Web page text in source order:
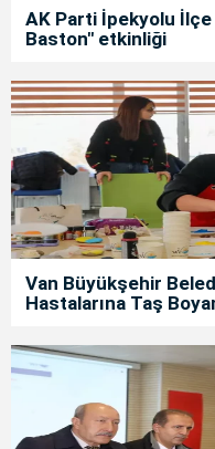
AK Parti İpekyolu İlçe
Baston" etkinliği
Van Büyükşehir
Hastalarına Taş